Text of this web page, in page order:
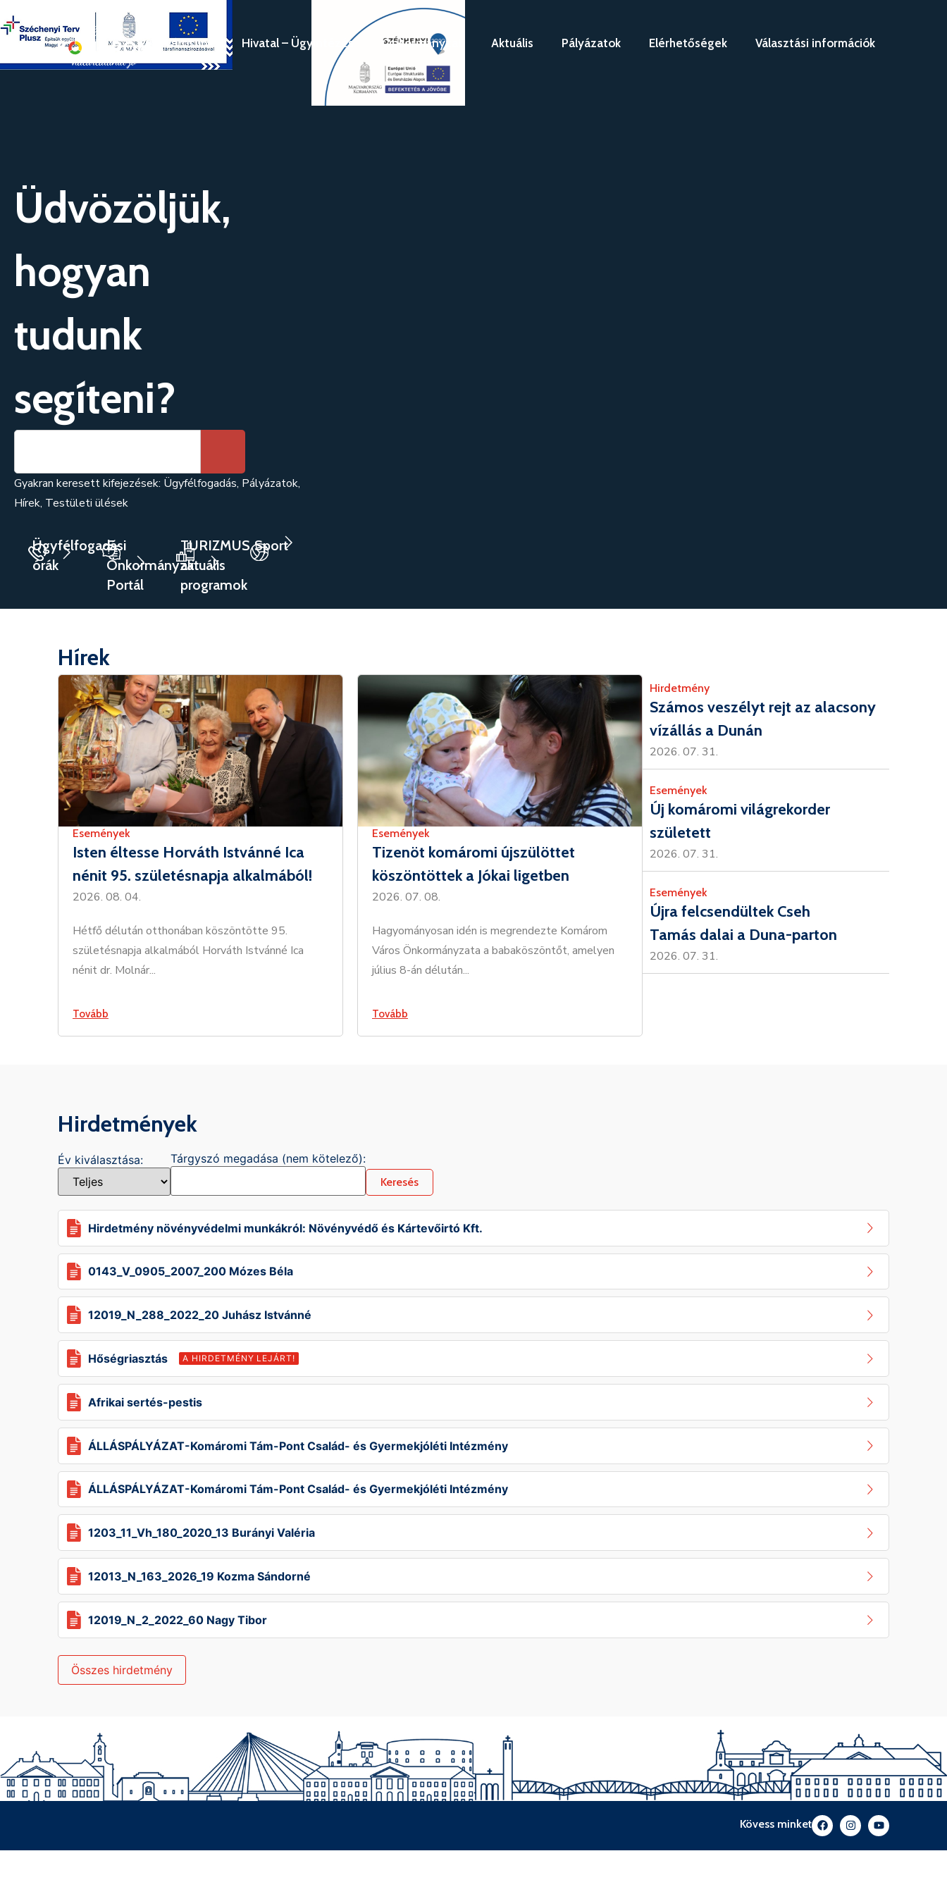
Városunk Hivatal – Ügyintézés Önkormányzat Aktuális Pályázatok Elérhetőségek Választási információk
Üdvözöljük,
hogyan
tudunk
segíteni?
Gyakran keresett kifejezések: Ügyfélfogadás, Pályázatok,
Hírek, Testületi ülések
Ügyfélfogadási
órák
E-
Önkormányzat
Portál
TURIZMUS
aktuális
programok
Sport
Hírek
Események
Isten éltesse Horváth Istvánné Ica
nénit 95. születésnapja alkalmából!
2026. 08. 04.
Hétfő délután otthonában köszöntötte 95.
születésnapja alkalmából Horváth Istvánné Ica
nénit dr. Molnár...
Tovább
Események
Tizenöt komáromi újszülöttet
köszöntöttek a Jókai ligetben
2026. 07. 08.
Hagyományosan idén is megrendezte Komárom
Város Önkormányzata a babaköszöntőt, amelyen
július 8-án délután...
Tovább
Hirdetmény
Számos veszélyt rejt az alacsony
vízállás a Dunán
2026. 07. 31.
Események
Új komáromi világrekorder
született
2026. 07. 31.
Események
Újra felcsendültek Cseh
Tamás dalai a Duna-parton
2026. 07. 31.
Hirdetmények
Év kiválasztása: Tárgyszó megadása (nem kötelező):
Keresés
Hirdetmény növényvédelmi munkákról: Növényvédő és Kártevőirtó Kft.
0143_V_0905_2007_200 Mózes Béla
12019_N_288_2022_20 Juhász Istvánné
Hőségriasztás A HIRDETMÉNY LEJÁRT!
Afrikai sertés-pestis
ÁLLÁSPÁLYÁZAT-Komáromi Tám-Pont Család- és Gyermekjóléti Intézmény
ÁLLÁSPÁLYÁZAT-Komáromi Tám-Pont Család- és Gyermekjóléti Intézmény
1203_11_Vh_180_2020_13 Burányi Valéria
12013_N_163_2026_19 Kozma Sándorné
12019_N_2_2022_60 Nagy Tibor
Összes hirdetmény
Kövess minket